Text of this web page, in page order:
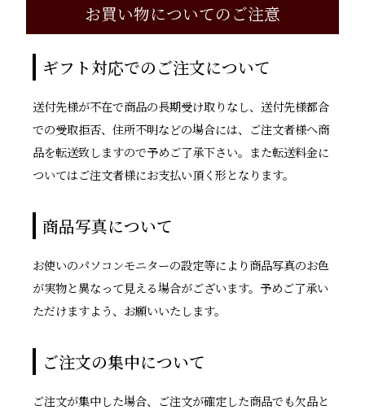
お買い物についてのご注意
ギフト対応でのご注文について
送付先様が不在で商品の長期受け取りなし、送付先様都合
での受取拒否、住所不明などの場合には、ご注文者様へ商
品を転送致しますので予めご了承下さい。また転送料金に
ついてはご注文者様にお支払い頂く形となります。
商品写真について
お使いのパソコンモニターの設定等により商品写真のお色
が実物と異なって見える場合がございます。予めご了承い
ただけますよう、お願いいたします。
ご注文の集中について
ご注文が集中した場合、ご注文が確定した商品でも欠品と